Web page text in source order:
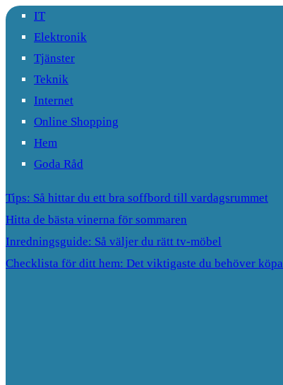
IT
Elektronik
Tjänster
Teknik
Internet
Online Shopping
Hem
Goda Råd
Tips: Så hittar du ett bra soffbord till vardagsrummet
Hitta de bästa vinerna för sommaren
Inredningsguide: Så väljer du rätt tv-möbel
Checklista för ditt hem: Det viktigaste du behöver köpa